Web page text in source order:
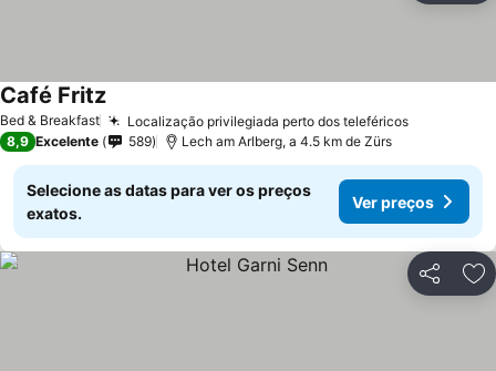
Bed & Breakfast Localização privilegiada perto dos teleféricos
Café Fritz
8,9 Excelente 589 Lech am Arlberg, a 4.5 km de Zürs
Selecione as datas para ver os preços
exatos.
Ver preços
Partilhar